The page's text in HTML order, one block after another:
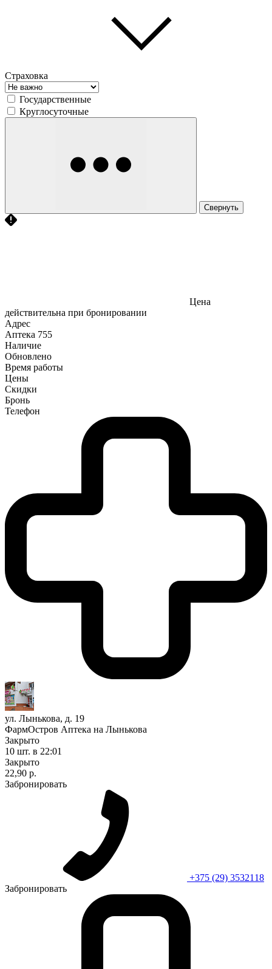
Страховка
Государственные
Круглосуточные
Свернуть
Цена
действительна при бронировании
Адрес
Аптека 755
Наличие
Обновлено
Время работы
Цены
Скидки
Бронь
Телефон
ул. Лынькова, д. 19
ФармОстров Аптека на Лынькова
Закрыто
10 шт. в 22:01
Закрыто
22,90 р.
Забронировать
+375 (29) 3532118
Забронировать